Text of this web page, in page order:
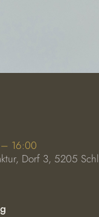
16:00
Dorf 3, 5205